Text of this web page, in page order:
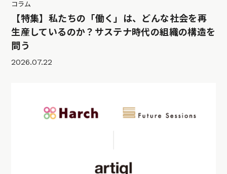
コラム
【特集】私たちの「働く」は、どんな社会を再
生産しているのか？サステナ時代の組織の構造を
問う
2026.07.22